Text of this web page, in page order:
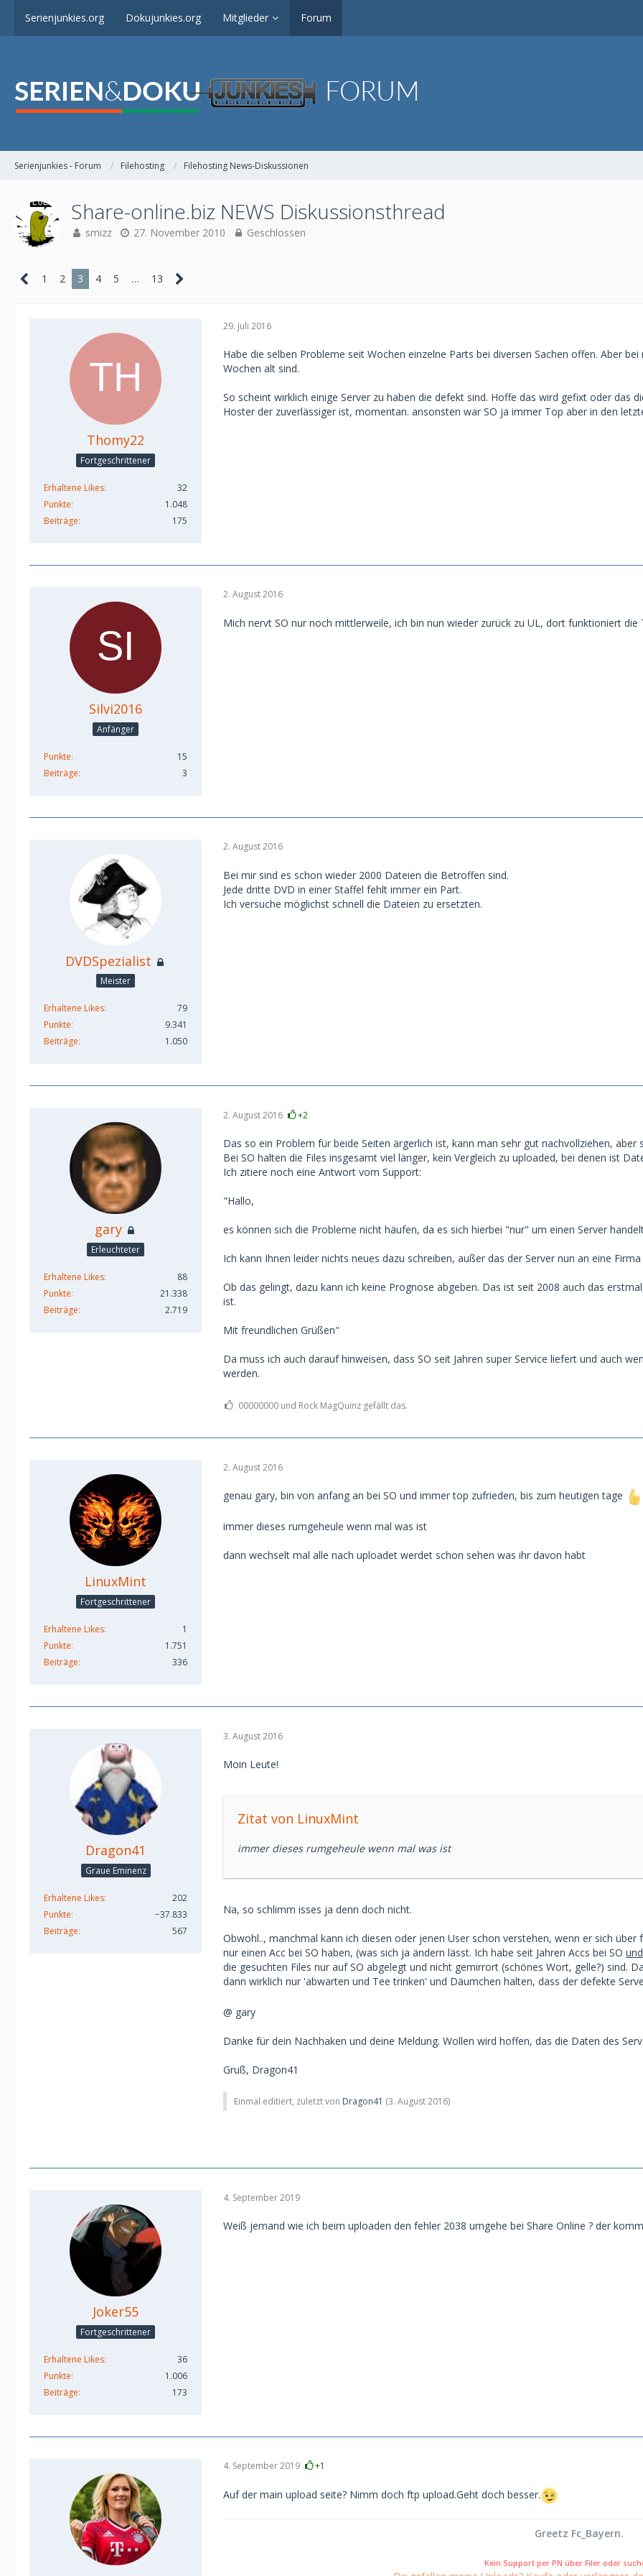
Serienjunkies.org Dokujunkies.org Mitglieder Forum
Serienjunkies - Forum Filehosting Filehosting News-Diskussionen
Share-online.biz NEWS Diskussionsthread
smizz 27. November 2010 Geschlossen
1 2 3 4 5 … 13
Thomy22
Fortgeschrittener
Erhaltene Likes
32
Punkte
1.048
Beiträge
175
29. Juli 2016
Habe die selben Probleme seit Wochen einzelne Parts bei diversen Sachen offen. Aber
Wochen alt sind.
So scheint wirklich einige Server zu haben die defekt sind. Hoffe das wird gefixt oder das
Hoster der zuverlässiger ist, momentan. ansonsten war SO ja immer Top aber in den
Silvi2016
Anfänger
Punkte
15
Beiträge
3
2. August 2016
Mich nervt SO nur noch mittlerweile, ich bin nun wieder zurück zu UL, dort funktioniert die
DVDSpezialist
Meister
Erhaltene Likes
79
Punkte
9.341
Beiträge
1.050
2. August 2016
Bei mir sind es schon wieder 2000 Dateien die Betroffen sind.
Jede dritte DVD in einer Staffel fehlt immer ein Part.
Ich versuche möglichst schnell die Dateien zu ersetzten.
gary
Erleuchteter
Erhaltene Likes
88
Punkte
21.338
Beiträge
2.719
2. August 2016 +2
Das so ein Problem für beide Seiten ärgerlich ist, kann man sehr gut nachvollziehen,
Bei SO halten die Files insgesamt viel länger, kein Vergleich zu uploaded, bei denen ist
Ich zitiere noch eine Antwort vom Support:
"Hallo,
es können sich die Probleme nicht häufen, da es sich hierbei "nur" um einen Server
Ich kann Ihnen leider nichts neues dazu schreiben, außer das der Server nun an eine
Ob das gelingt, dazu kann ich keine Prognose abgeben. Das ist seit 2008 auch das
ist.
Mit freundlichen Grüßen"
Da muss ich auch darauf hinweisen, dass SO seit Jahren super Service liefert und auch
werden.
00000000 und Rock MagQuinz gefällt das.
LinuxMint
Fortgeschrittener
Erhaltene Likes
1
Punkte
1.751
Beiträge
336
2. August 2016
genau gary, bin von anfang an bei SO und immer top zufrieden, bis zum heutigen tage
immer dieses rumgeheule wenn mal was ist
dann wechselt mal alle nach uploadet werdet schon sehen was ihr davon habt
Dragon41
Graue Eminenz
Erhaltene Likes
202
Punkte
−37.833
Beiträge
567
3. August 2016
Moin Leute!
Zitat von LinuxMint
immer dieses rumgeheule wenn mal was ist
Na, so schlimm isses ja denn doch nicht.
Obwohl.., manchmal kann ich diesen oder jenen User schon verstehen, wenn er sich
nur einen Acc bei SO haben, (was sich ja ändern lässt. Ich habe seit Jahren Accs bei SO und
die gesuchten Files nur auf SO abgelegt und nicht gemirrort (schönes Wort, gelle?) sind.
dann wirklich nur 'abwarten und Tee trinken' und Däumchen halten, dass der defekte
@ gary
Danke für dein Nachhaken und deine Meldung. Wollen wird hoffen, das die Daten des
Gruß, Dragon41
Einmal editiert, zuletzt von Dragon41 (3. August 2016)
Joker55
Fortgeschrittener
Erhaltene Likes
36
Punkte
1.006
Beiträge
173
4. September 2019
Weiß jemand wie ich beim uploaden den fehler 2038 umgehe bei Share Online ? der
4. September 2019 +1
Auf der main upload seite? Nimm doch ftp upload.Geht doch besser.
Greetz Fc_Bayern.
Kein Support per PN über Filer oder